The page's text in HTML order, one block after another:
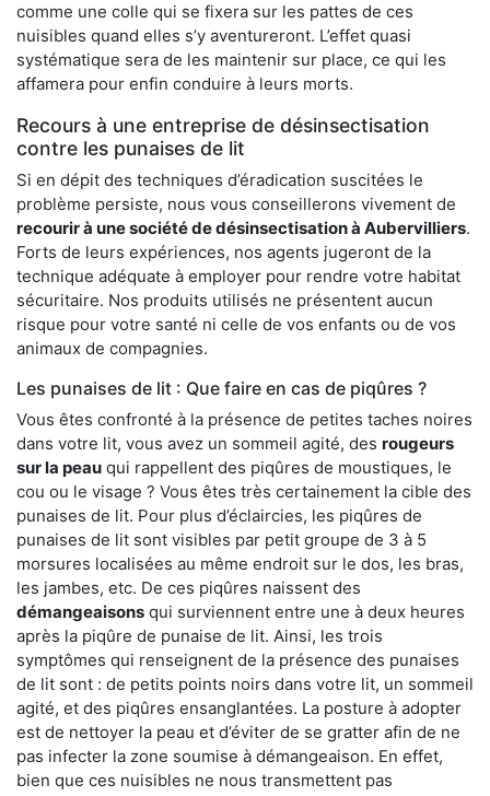
comme une colle qui se fixera sur les pattes de ces
nuisibles quand elles s’y aventureront. L’effet quasi
systématique sera de les maintenir sur place, ce qui les
affamera pour enfin conduire à leurs morts.
Recours à une entreprise de désinsectisation
contre les punaises de lit
Si en dépit des techniques d’éradication suscitées le
problème persiste, nous vous conseillerons vivement de
recourir à une société de désinsectisation à Aubervilliers.
Forts de leurs expériences, nos agents jugeront de la
technique adéquate à employer pour rendre votre habitat
sécuritaire. Nos produits utilisés ne présentent aucun
risque pour votre santé ni celle de vos enfants ou de vos
animaux de compagnies.
Les punaises de lit : Que faire en cas de piqûres ?
Vous êtes confronté à la présence de petites taches noires
dans votre lit, vous avez un sommeil agité, des rougeurs
sur la peau qui rappellent des piqûres de moustiques, le
cou ou le visage ? Vous êtes très certainement la cible des
punaises de lit. Pour plus d’éclaircies, les piqûres de
punaises de lit sont visibles par petit groupe de 3 à 5
morsures localisées au même endroit sur le dos, les bras,
les jambes, etc. De ces piqûres naissent des
démangeaisons qui surviennent entre une à deux heures
après la piqûre de punaise de lit. Ainsi, les trois
symptômes qui renseignent de la présence des punaises
de lit sont : de petits points noirs dans votre lit, un sommeil
agité, et des piqûres ensanglantées. La posture à adopter
est de nettoyer la peau et d’éviter de se gratter afin de ne
pas infecter la zone soumise à démangeaison. En effet,
bien que ces nuisibles ne nous transmettent pas